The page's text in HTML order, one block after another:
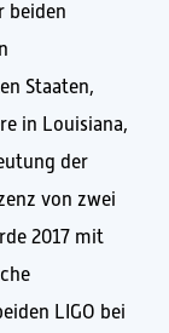
beiden
Staaten,
in Louisiana,
der
von zwei
2017 mit
LIGO bei